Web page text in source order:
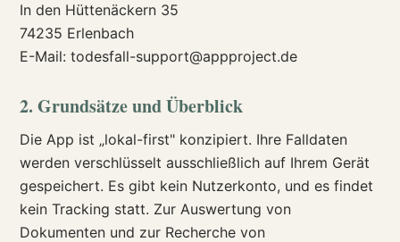
In den Hüttenäckern 35
74235 Erlenbach
E-Mail: todesfall-support@appproject.de
2. Grundsätze und Überblick
Die App ist „lokal-first" konzipiert. Ihre Falldaten
werden verschlüsselt ausschließlich auf Ihrem Gerät
gespeichert. Es gibt kein Nutzerkonto, und es findet
kein Tracking statt. Zur Auswertung von
Dokumenten und zur Recherche von